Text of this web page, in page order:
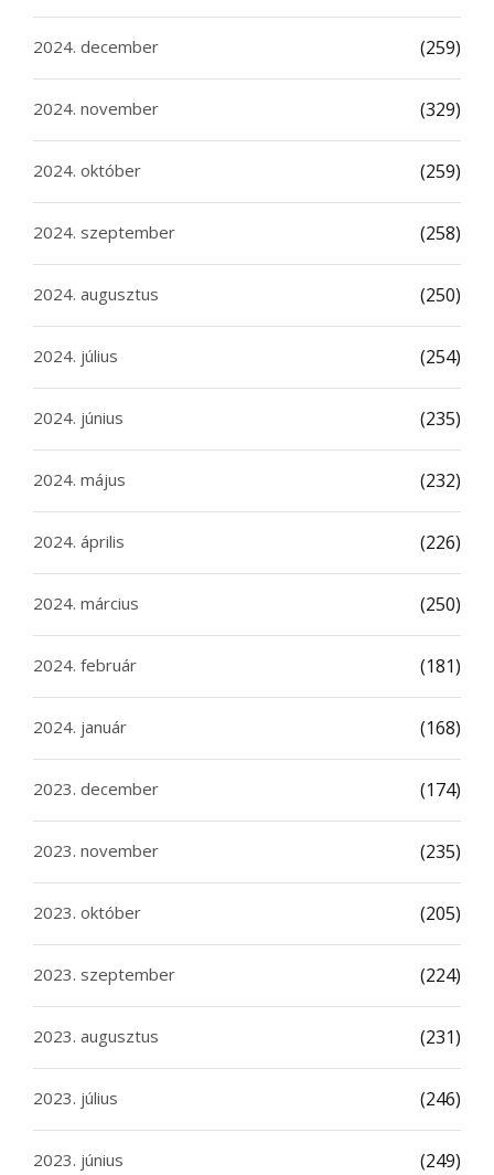
2024. december (259)
2024. november (329)
2024. október (259)
2024. szeptember (258)
2024. augusztus (250)
2024. július (254)
2024. június (235)
2024. május (232)
2024. április (226)
2024. március (250)
2024. február (181)
2024. január (168)
2023. december (174)
2023. november (235)
2023. október (205)
2023. szeptember (224)
2023. augusztus (231)
2023. július (246)
2023. június (249)